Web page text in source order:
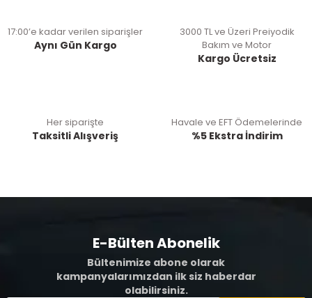
17:00’e kadar verilen siparişler
Aynı Gün Kargo
3000 TL ve Üzeri Preiyodik
Bakım ve Motor
Kargo Ücretsiz
Her siparişte
Taksitli Alışveriş
Havale ve EFT Ödemelerinde
%5 Ekstra İndirim
E-Bülten Abonelik
Bültenimize abone olarak
kampanyalarımızdan ilk siz haberdar
olabilirsiniz.